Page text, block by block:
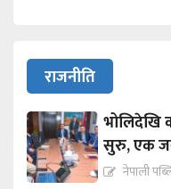
राजनीति
भोलिदेखि
सुरु, एक
नेपाली